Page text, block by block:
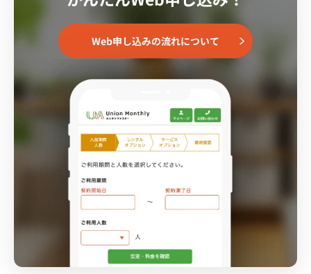
Web申し込みの流れについて